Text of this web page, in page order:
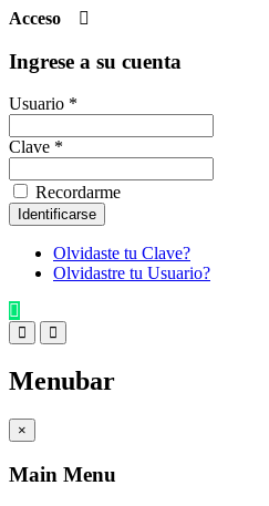
Acceso
Ingrese a su cuenta
Usuario *
Clave *
Recordarme
Olvidaste tu Clave?
Olvidastre tu Usuario?
Menubar
×
Main Menu